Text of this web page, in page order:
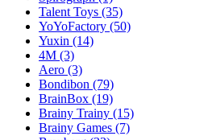
Talent Toys (35)
YoYoFactory (50)
Yuxin (14)
4M (3)
Aero (3)
Bondibon (79)
BrainBox (19)
Brainy Trainy (15)
Brainy Games (7)